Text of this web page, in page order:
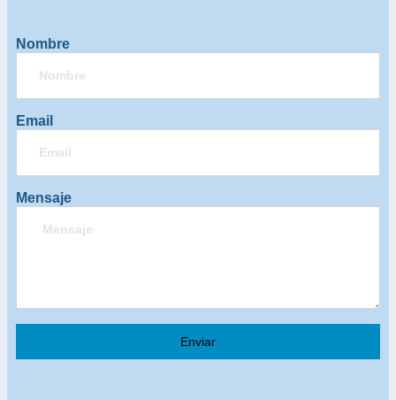
Nombre
Email
Mensaje
Enviar